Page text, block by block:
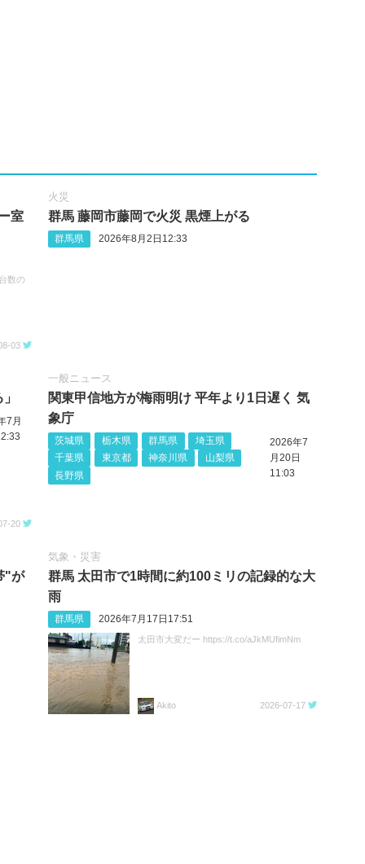
室
数の
03
火災
群馬 藤岡市藤岡で火災 黒煙上がる
群馬県 2026年8月2日12:33
7月
20
一般ニュース
関東甲信地方が梅雨明け 平年より1日遅く 気
象庁
茨城県 栃木県 群馬県
埼玉県
千葉県
東京都 神奈川県
山梨県
長野県
2026年7
月20日
11:03
"が
気象・災害
群馬 太田市で1時間に約100ミリの記録的な大
雨
群馬県 2026年7月17日17:51
太田市大変だー https://t.co/aJkMUfimNm
Akito 2026-07-17